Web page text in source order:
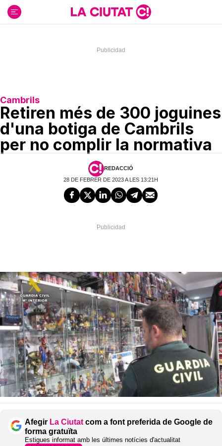
contenido
Cambrils
Retiren més de 300 joguines
d'una botiga de Cambrils
per no complir la normativa
REDACCIÓ
28 DE FEBRER DE 2023 A LES 13:21H
Afegir La Ciutat com a font preferida de Google de
forma gratuïta
Estigues informat amb les últimes notícies d'actualitat